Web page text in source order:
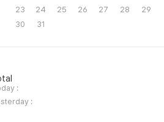
23
24 25 26 27 28
29
30
31
:
: